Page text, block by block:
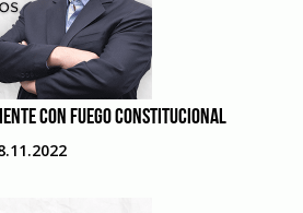
CON FUEGO CONSTITUCIONAL